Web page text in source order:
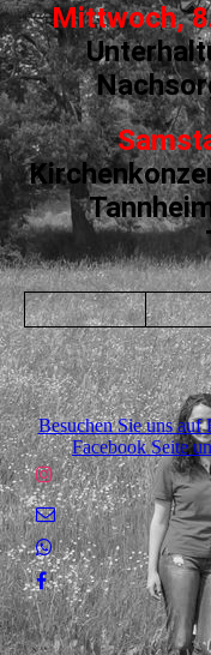
Mittwoch,
Besuchen Sie uns auf
Facebook Seite